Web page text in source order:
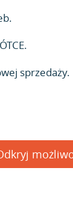
sprzedaży.